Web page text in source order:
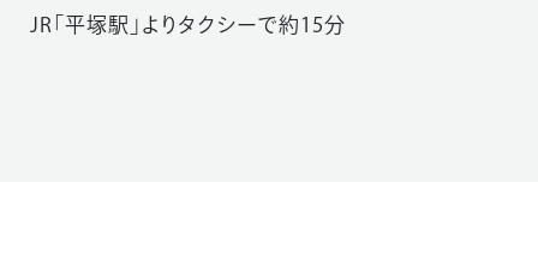
JR「平塚駅」よりタクシーで約15分